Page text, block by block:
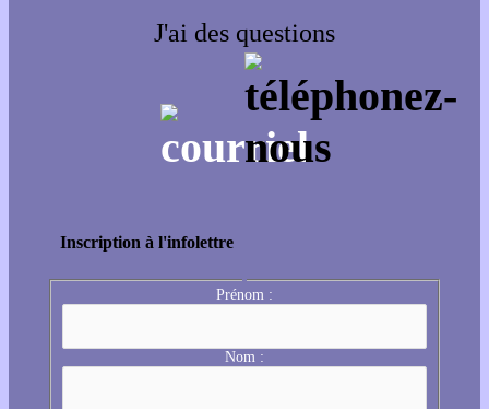
J'ai des questions
Inscription à l'infolettre
Prénom :
Nom :